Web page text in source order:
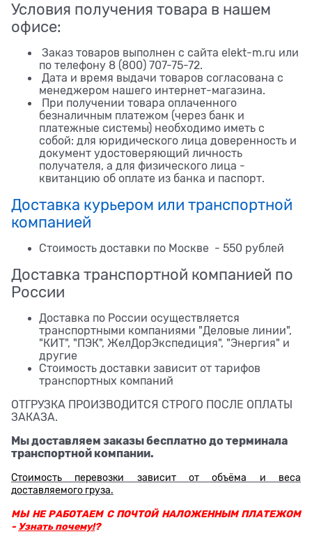
Условия получения товара в нашем
офисе:
Заказ товаров выполнен с сайта elekt-m.ru или
по телефону 8 (800) 707-75-72.
Дата и время выдачи товаров согласована с
менеджером нашего интернет-магазина.
При получении товара оплаченного
безналичным платежом (через банк и
платежные системы) необходимо иметь с
собой: для юридического лица доверенность и
документ удостоверяющий личность
получателя, а для физического лица -
квитанцию об оплате из банка и паспорт.
Доставка курьером или транспортной
компанией
Стоимость доставки по Москве - 550 рублей
Доставка транспортной компанией по
России
Доставка по России осуществляется
транспортными компаниями "Деловые линии",
"КИТ", "ПЭК", ЖелДорЭкспедиция", "Энергия" и
другие
Стоимость доставки зависит от тарифов
транспортных компаний
ОТГРУЗКА ПРОИЗВОДИТСЯ СТРОГО ПОСЛЕ ОПЛАТЫ
ЗАКАЗА.
Мы доставляем заказы бесплатно до терминала
транспортной компании.
Стоимость перевозки зависит от объёма и веса
доставляемого груза.
МЫ НЕ РАБОТАЕМ С ПОЧТОЙ НАЛОЖЕННЫМ ПЛАТЕЖОМ
- Узнать почему!?